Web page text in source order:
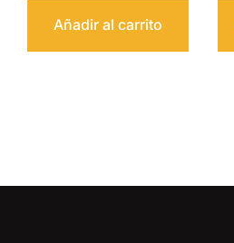
Añadir al carrito